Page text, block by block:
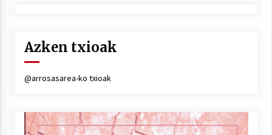
Azken txioak
@arrosasarea-ko txioak